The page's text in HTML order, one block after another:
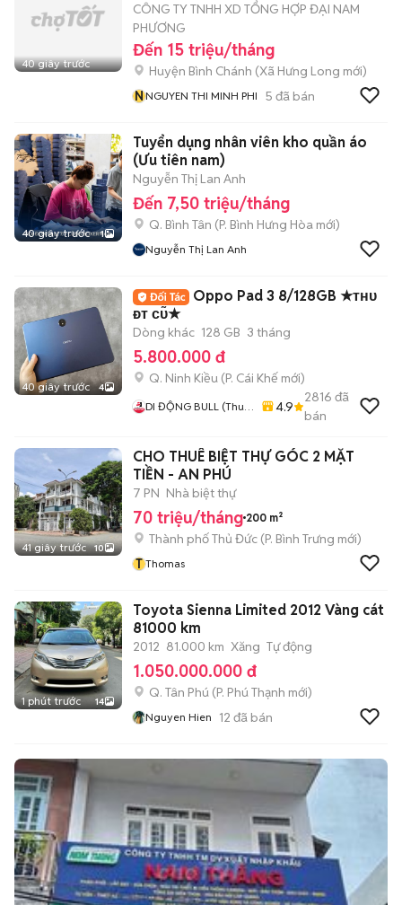
40 giây trước
CÔNG TY TNHH XD TỔNG HỢP ĐẠI NAM
PHƯƠNG
Đến 15 triệu/tháng
Huyện Bình Chánh (Xã Hưng Long mới)
NNGUYEN THI MINH PHI 5 đã bán
40 giây trước 1
Tuyển dụng nhân viên kho quần áo
(Ưu tiên nam)
Nguyễn Thị Lan Anh
Đến 7,50 triệu/tháng
Q. Bình Tân (P. Bình Hưng Hòa mới)
Nguyễn Thị Lan Anh
40 giây trước 4
Oppo Pad 3 8/128GB ★ᴛʜᴜ
ᴆᴛ ᴄᴜ̃★
Dòng khác 128 GB 3 tháng
5.800.000 đ
Q. Ninh Kiều (P. Cái Khế mới)
DI ĐỘNG BULL (Thu
4.9
2816 đã
bán
41 giây trước 10
CHO THUÊ BIỆT THỰ GÓC 2 MẶT
TIỀN - AN PHÚ
7 PN Nhà biệt thự
70 triệu/tháng 200 m²
Thành phố Thủ Đức (P. Bình Trưng mới)
T Thomas
1 phút trước 14
Toyota Sienna Limited 2012 Vàng cát
81000 km
2012 81.000 km Xăng Tự động
1.050.000.000 đ
Q. Tân Phú (P. Phú Thạnh mới)
Nguyen Hien 12 đã bán